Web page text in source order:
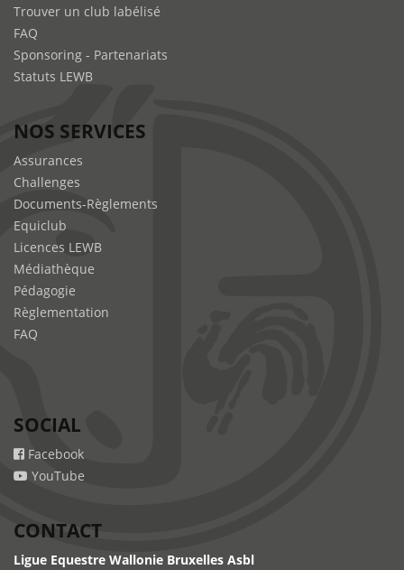
Trouver un club labélisé
FAQ
Sponsoring - Partenariats
Statuts LEWB
NOS SERVICES
Assurances
Challenges
Documents-Règlements
Equiclub
Licences LEWB
Médiathèque
Pédagogie
Règlementation
FAQ
SOCIAL
Facebook
YouTube
CONTACT
Ligue Equestre Wallonie Bruxelles Asbl